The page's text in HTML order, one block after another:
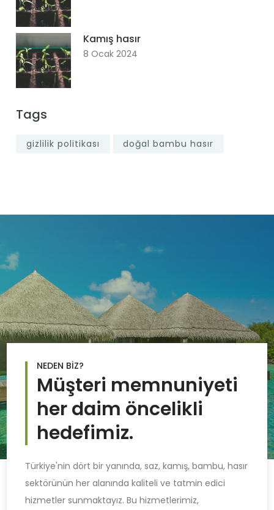
Kamış hasır
8 Ocak 2024
Tags
gizlilik politikası doğal bambu hasır
NEDEN BİZ?
Müşteri memnuniyeti
her daim öncelikli
hedefimiz.
Türkiye'nin dört bir yanında, saz, kamış, bambu, hasır
sektörünün her alanında kaliteli ve tatmin edici
hizmetler sunmaktayız. Bu hizmetlerimiz,